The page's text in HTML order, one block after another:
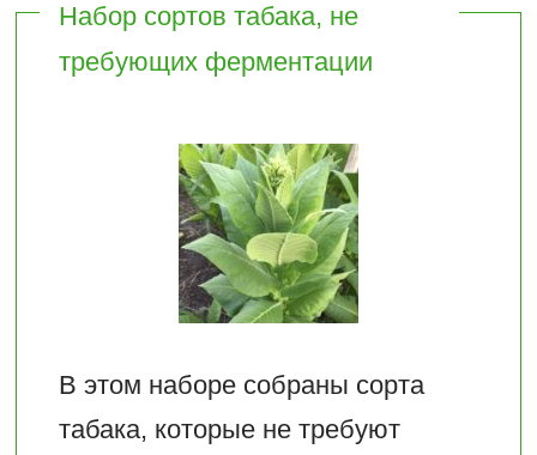
Набор сортов табака, не
требующих ферментации
В этом наборе собраны сорта
табака, которые не требуют